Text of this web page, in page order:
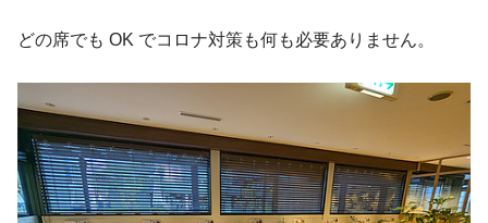
どの席でも OK でコロナ対策も何も必要ありません。